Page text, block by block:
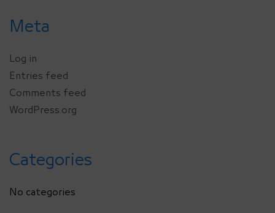
Meta
Log in
Entries feed
Comments feed
WordPress.org
Categories
No categories